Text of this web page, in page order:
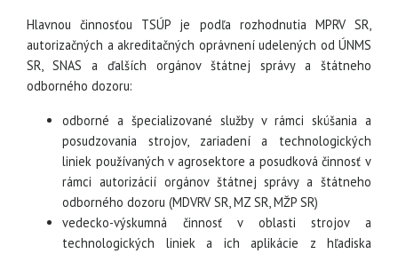
Hlavnou činnosťou TSÚP je podľa rozhodnutia MPRV SR,
autorizačných a akreditačných oprávnení udelených od ÚNMS
SR, SNAS a ďalších orgánov štátnej správy a štátneho
odborného dozoru:
odborné a špecializované služby v rámci skúšania a
posudzovania strojov, zariadení a technologických
liniek používaných v agrosektore a posudková činnosť v
rámci autorizácií orgánov štátnej správy a štátneho
odborného dozoru (MDVRV SR, MZ SR, MŽP SR)
vedecko-výskumná činnosť v oblasti strojov a
technologických liniek a ich aplikácie z hľadiska